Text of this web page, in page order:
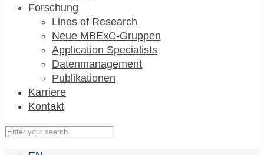
Forschung
Lines of Research
Neue MBExC-Gruppen
Application Specialists
Datenmanagement
Publikationen
Karriere
Kontakt